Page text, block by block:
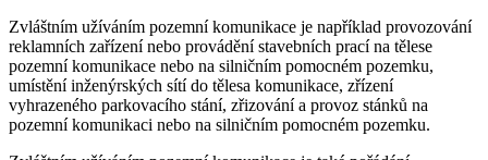
Zvláštním užíváním pozemní komunikace je například provozování
reklamních zařízení nebo provádění stavebních prací na tělese
pozemní komunikace nebo na silničním pomocném pozemku,
umístění inženýrských sítí do tělesa komunikace, zřízení
vyhrazeného parkovacího stání, zřizování a provoz stánků na
pozemní komunikaci nebo na silničním pomocném pozemku.